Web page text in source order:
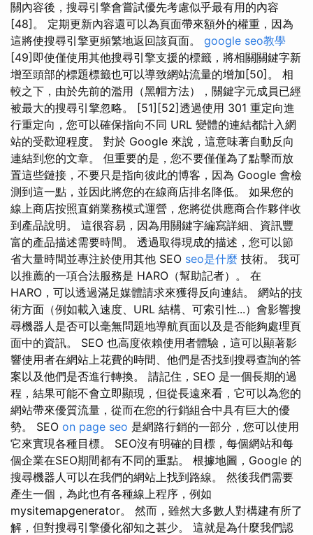
關內容後，搜尋引擎會嘗試優先考慮似乎最有用的內容
[48]。 定期更新內容還可以為頁面帶來額外的權重，因為
這將使搜尋引擎更頻繁地返回該頁面。 google seo教學
[49]即使僅使用其他搜尋引擎支援的標籤，將相關關鍵字新
增至頭部的標題標籤也可以導致網站流量的增加[50]。 相
較之下，由於先前的濫用（黑帽方法），關鍵字元成員已經
被最大的搜尋引擎忽略。 [51][52]透過使用 301 重定向進
行重定向，您可以確保指向不同 URL 變體的連結都計入網
站的受歡迎程度。 對於 Google 來說，這意味著自動反向
連結到您的文章。 但重要的是，您不要僅僅為了點擊而放
置這些鏈接，不要只是指向彼此的博客，因為 Google 會檢
測到這一點，並因此將您的在線商店排名降低。 如果您的
線上商店按照直銷業務模式運營，您將從供應商合作夥伴收
到產品說明。 這很容易，因為用關鍵字編寫詳細、資訊豐
富的產品描述需要時間。 透過取得現成的描述，您可以節
省大量時間並專注於使用其他 SEO seo是什麼 技術。 我可
以推薦的一項合法服務是 HARO（幫助記者）。 在
HARO，可以透過滿足媒體請求來獲得反向連結。 網站的技
術方面（例如載入速度、URL 結構、可索引性...）會影響搜
尋機器人是否可以毫無問題地導航頁面以及是否能夠處理頁
面中的資訊。 SEO 也高度依賴使用者體驗，這可以顯著影
響使用者在網站上花費的時間、他們是否找到搜尋查詢的答
案以及他們是否進行轉換。 請記住，SEO 是一個長期的過
程，結果可能不會立即顯現，但從長遠來看，它可以為您的
網站帶來優質流量，從而在您的行銷組合中具有巨大的優
勢。 SEO on page seo 是網路行銷的一部分，您可以使用
它來實現各種目標。 SEO沒有明確的目標，每個網站和每
個企業在SEO期間都有不同的重點。 根據地圖，Google 的
搜尋機器人可以在我們的網站上找到路線。 然後我們需要
產生一個，為此也有各種線上程序，例如
mysitemapgenerator。 然而，雖然大多數人對構建有所了
解，但對搜尋引擎優化卻知之甚少。 這就是為什麼我們認